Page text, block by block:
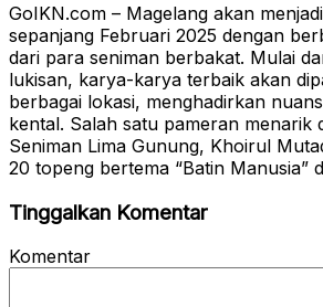
GoIKN.com – Magelang akan
sepanjang Februari 2025 dengan
dari para seniman berbakat. Mulai
lukisan, karya-karya terbaik akan
berbagai lokasi, menghadirkan
kental. Salah satu pameran menarik
Seniman Lima Gunung, Khoirul
20 topeng bertema “Batin Manusia”
Tinggalkan Komentar
Komentar